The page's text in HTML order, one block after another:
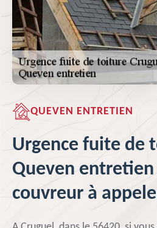
QUEVEN ENTRETIEN
Urgence fuite de
Queven entretien
couvreur à